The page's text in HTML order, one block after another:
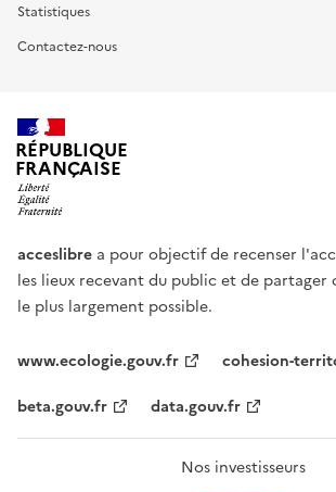
Statistiques
Contactez-nous
RÉPUBLIQUE
FRANÇAISE
acceslibre a pour objectif de recenser
les lieux recevant du public et de partager
le plus largement possible.
www.ecologie.gouv.fr
cohesion-
beta.gouv.fr
data.gouv.fr
Nos investisseurs